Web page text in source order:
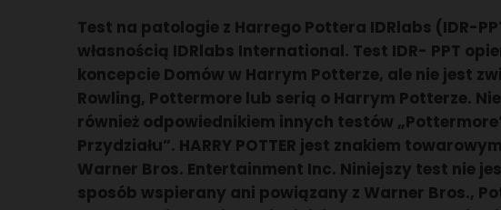
Test na patologie z Harrego Pottera IDRlabs (IDR-
własnością IDRlabs International. Test IDR- PPT
koncepcie Domów w Harrym Potterze, ale nie jest
Rowling, Pottermore lub serią o Harrym Potterze.
również odpowiednikiem innych testów
Przydziału”. HARRY POTTER jest znakiem
Warner Bros. Entertainment Inc. Niniejszy test nie
sposób wspierany ani powiązany z Warner Bros.,